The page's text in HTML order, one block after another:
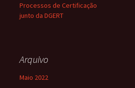
Processos de Certificação
junto da DGERT
Arquivo
Maio 2022